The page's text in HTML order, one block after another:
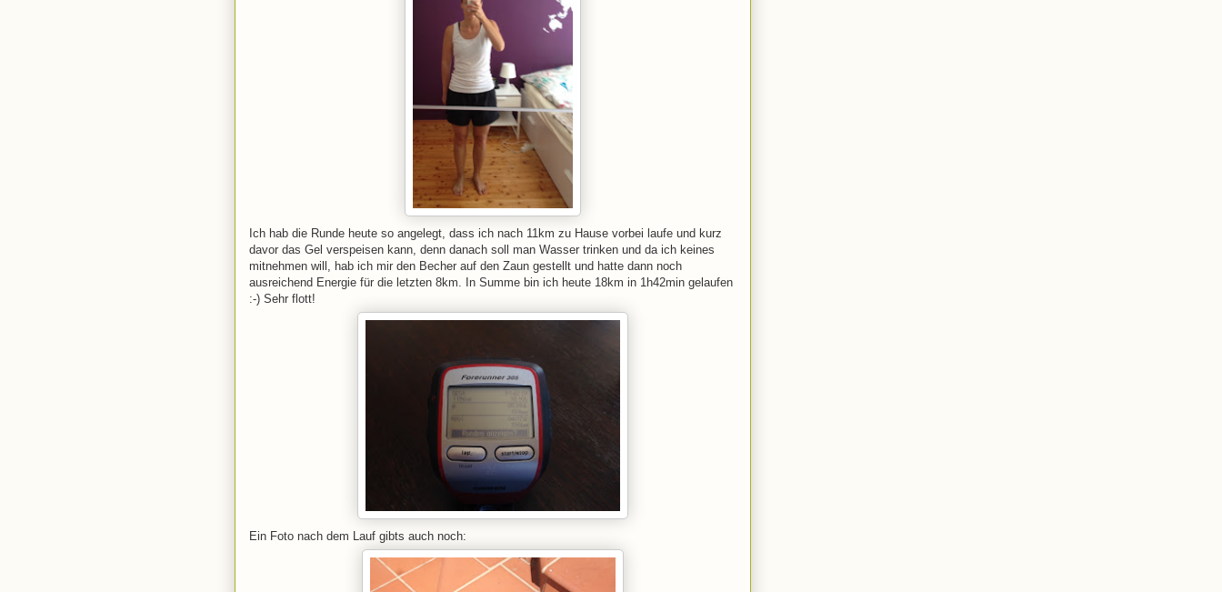
Ich hab die Runde heute so angelegt, dass ich nach 11km zu Hause vorbei laufe und kurz
davor das Gel verspeisen kann, denn danach soll man Wasser trinken und da ich keines
mitnehmen will, hab ich mir den Becher auf den Zaun gestellt und hatte dann noch
ausreichend Energie für die letzten 8km. In Summe bin ich heute 18km in 1h42min gelaufen
:-) Sehr flott!
Ein Foto nach dem Lauf gibts auch noch: